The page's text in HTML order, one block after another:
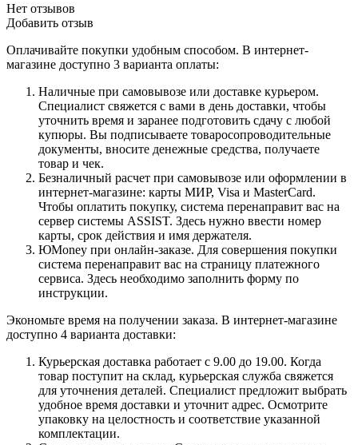
Нет отзывов
Добавить отзыв
Оплачивайте покупки удобным способом. В интернет-
магазине доступно 3 варианта оплаты:
Наличные при самовывозе или доставке курьером.
Специалист свяжется с вами в день доставки, чтобы
уточнить время и заранее подготовить сдачу с любой
купюры. Вы подписываете товаросопроводительные
документы, вносите денежные средства, получаете
товар и чек.
Безналичный расчет при самовывозе или оформлении в
интернет-магазине: карты МИР, Visa и MasterCard.
Чтобы оплатить покупку, система перенаправит вас на
сервер системы ASSIST. Здесь нужно ввести номер
карты, срок действия и имя держателя.
ЮMoney при онлайн-заказе. Для совершения покупки
система перенаправит вас на страницу платежного
сервиса. Здесь необходимо заполнить форму по
инструкции.
Экономьте время на получении заказа. В интернет-магазине
доступно 4 варианта доставки:
Курьерская доставка работает с 9.00 до 19.00. Когда
товар поступит на склад, курьерская служба свяжется
для уточнения деталей. Специалист предложит выбрать
удобное время доставки и уточнит адрес. Осмотрите
упаковку на целостность и соответствие указанной
комплектации.